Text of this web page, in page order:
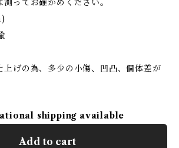
ってお確かめください。
上げの為、多少の小傷、凹凸、個体差が
shipping available
Add to cart